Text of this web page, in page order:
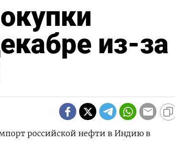
из-за
российской нефти в Индию в